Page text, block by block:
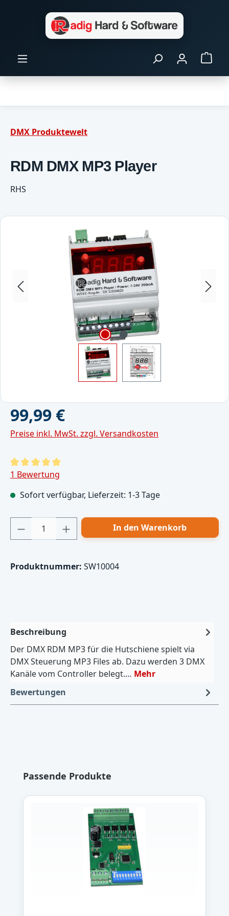
Zum Hauptinhalt springen
DMX Produktewelt
RDM DMX MP3 Player
RHS
Bildergalerie überspringen
Regulärer Preis:
99,99 €
Preise inkl. MwSt. zzgl. Versandkosten
Durchschnittliche Bewertung von 5 von 5 Sternen
1 Bewertung
Sofort verfügbar, Lieferzeit: 1-3 Tage
Produkt Anzahl: Gib den gewünschten
In den Warenkorb
Produktnummer: SW10004
Beschreibung
Der DMX RDM MP3 für die Hutschiene spielt via
DMX Steuerung MP3 Files ab. Dazu werden 3 DMX
Kanäle vom Controller belegt.… Mehr
Bewertungen
Produktgalerie überspringen
Passende Produkte